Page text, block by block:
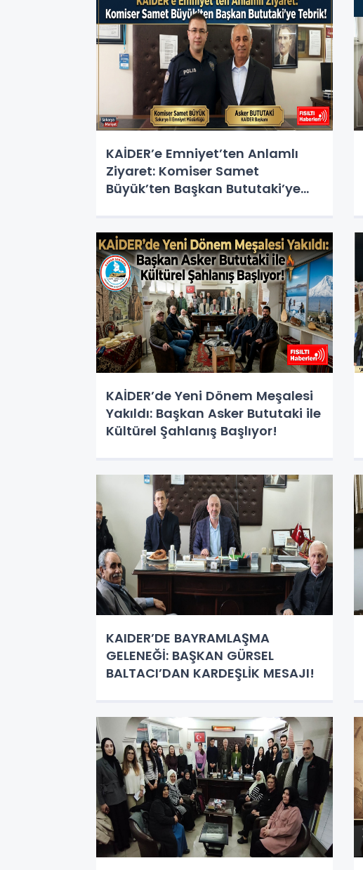
KAİDER’e Emniyet’ten Anlamlı
Ziyaret: Komiser Samet
Büyük’ten Başkan Bututaki’ye
KAİDER’de Yeni Dönem Meşalesi
Yakıldı: Başkan Asker Bututaki ile
Kültürel Şahlanış Başlıyor!
KAIDER’DE BAYRAMLAŞMA
GELENEĞİ: BAŞKAN GÜRSEL
BALTACI’DAN KARDEŞLİK MESAJI!